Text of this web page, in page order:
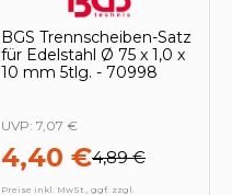
BGS Trennscheiben-Satz
für Edelstahl Ø 75 x 1,0 x
10 mm 5tlg. - 70998
4,40 €4,89 €
UVP: 7,07 €
Preise inkl. MwSt., ggf. zzgl.